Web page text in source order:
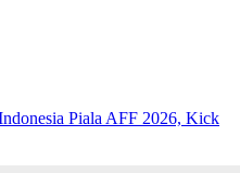
Piala AFF 2026, Kick